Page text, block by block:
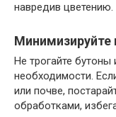
навредив цветению.
Не трогайте
необходимости.
или почве,
обработками,